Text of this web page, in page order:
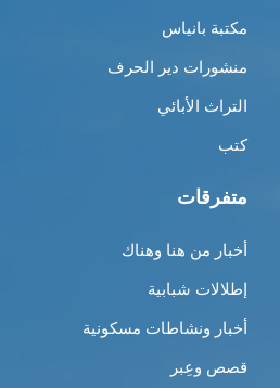
مكتبة بانياس
منشورات دير الحرف
التراث الأبائي
كتب
متفرقات
أخبار من هنا وهناك
إطلالات شبابية
أخبار ونشاطات مسكونية
قصص وعِبر